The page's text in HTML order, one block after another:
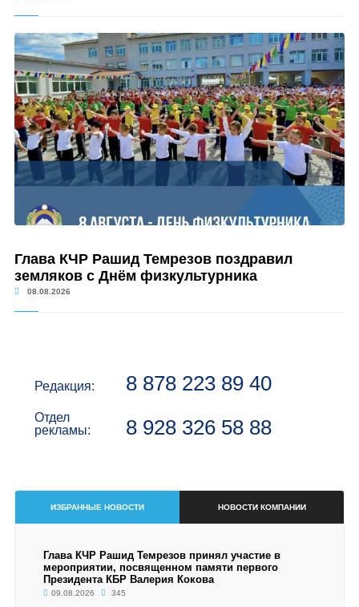
Глава КЧР Рашид Темрезов поздравил
земляков с Днём физкультурника
08.08.2026
Редакция: 8 878 223 89 40
Отдел
рекламы:
8 928 326 58 88
ИЗБРАННЫЕ НОВОСТИ НОВОСТИ КОМПАНИИ
Глава КЧР Рашид Темрезов принял участие в
мероприятии, посвященном памяти первого
Президента КБР Валерия Кокова
09.08.2026 345